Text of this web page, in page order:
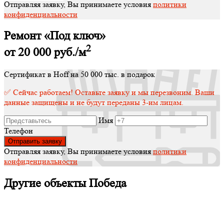
Отправляя заявку, Вы принимаете условия политики
конфиденциальности
Ремонт «Под ключ»
от 20 000руб./м2
Сертификат в Hoff на 50 000 тыс. в подарок
✅ Сейчас работаем! Оставьте заявку и мы перезвоним. Ваши
данные защищены и не будут переданы 3-им лицам.
Имя
Телефон
Отправляя заявку, Вы принимаете условияполитики
конфиденциальности
Другие объекты Победа